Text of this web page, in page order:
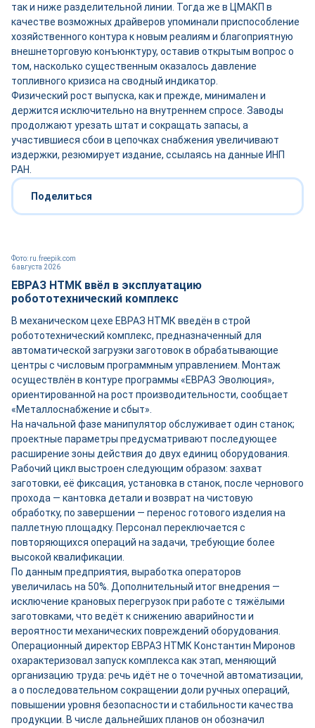
так и ниже разделительной линии. Тогда же в ЦМАКП в
качестве возможных драйверов упоминали приспособление
хозяйственного контура к новым реалиям и благоприятную
внешнеторговую конъюнктуру, оставив открытым вопрос о
том, насколько существенным оказалось давление
топливного кризиса на сводный индикатор.
Физический рост выпуска, как и прежде, минимален и
держится исключительно на внутреннем спросе. Заводы
продолжают урезать штат и сокращать запасы, а
участившиеся сбои в цепочках снабжения увеличивают
издержки, резюмирует издание, ссылаясь на данные ИНП
РАН.
Поделиться
6 августа 2026
Фото: ru.freepik.com
ЕВРАЗ НТМК ввёл в эксплуатацию
робототехнический комплекс
В механическом цехе ЕВРАЗ НТМК введён в строй
робототехнический комплекс, предназначенный для
автоматической загрузки заготовок в обрабатывающие
центры с числовым программным управлением. Монтаж
осуществлён в контуре программы «ЕВРАЗ Эволюция»,
ориентированной на рост производительности, сообщает
«Металлоснабжение и сбыт».
На начальной фазе манипулятор обслуживает один станок;
проектные параметры предусматривают последующее
расширение зоны действия до двух единиц оборудования.
Рабочий цикл выстроен следующим образом: захват
заготовки, её фиксация, установка в станок, после чернового
прохода — кантовка детали и возврат на чистовую
обработку, по завершении — перенос готового изделия на
паллетную площадку. Персонал переключается с
повторяющихся операций на задачи, требующие более
высокой квалификации.
По данным предприятия, выработка операторов
увеличилась на 50%. Дополнительный итог внедрения —
исключение крановых перегрузок при работе с тяжёлыми
заготовками, что ведёт к снижению аварийности и
вероятности механических повреждений оборудования.
Операционный директор ЕВРАЗ НТМК Константин Миронов
охарактеризовал запуск комплекса как этап, меняющий
организацию труда: речь идёт не о точечной автоматизации,
а о последовательном сокращении доли ручных операций,
повышении уровня безопасности и стабильности качества
продукции. В числе дальнейших планов он обозначил